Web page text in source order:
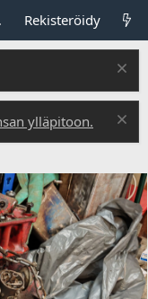
Rekisteröidy
ylläpitoon.